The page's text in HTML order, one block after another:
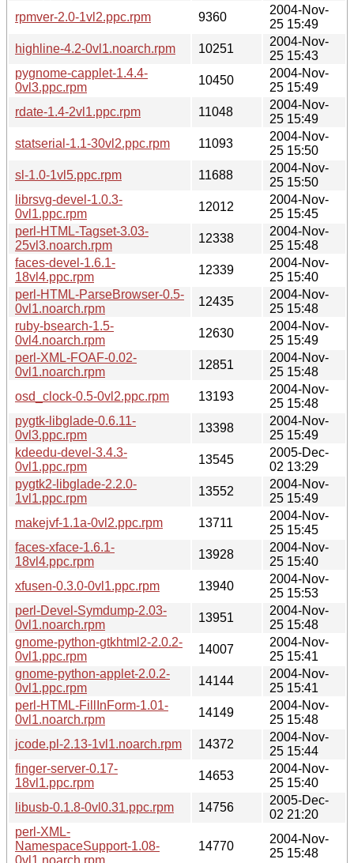
rpmver-2.0-1vl2.ppc.rpm
9360
2004-Nov-
25 15:49
highline-4.2-0vl1.noarch.rpm
10251
2004-Nov-
25 15:43
pygnome-capplet-1.4.4-
0vl3.ppc.rpm
10450
2004-Nov-
25 15:49
rdate-1.4-2vl1.ppc.rpm
11048
2004-Nov-
25 15:49
statserial-1.1-30vl2.ppc.rpm
11093
2004-Nov-
25 15:50
sl-1.0-1vl5.ppc.rpm
11688
2004-Nov-
25 15:50
librsvg-devel-1.0.3-
0vl1.ppc.rpm
12012
2004-Nov-
25 15:45
perl-HTML-Tagset-3.03-
25vl3.noarch.rpm
12338
2004-Nov-
25 15:48
faces-devel-1.6.1-
18vl4.ppc.rpm
12339
2004-Nov-
25 15:40
perl-HTML-ParseBrowser-0.5-
0vl1.noarch.rpm
12435
2004-Nov-
25 15:48
ruby-bsearch-1.5-
0vl4.noarch.rpm
12630
2004-Nov-
25 15:49
perl-XML-FOAF-0.02-
0vl1.noarch.rpm
12851
2004-Nov-
25 15:48
osd_clock-0.5-0vl2.ppc.rpm
13193
2004-Nov-
25 15:48
pygtk-libglade-0.6.11-
0vl3.ppc.rpm
13398
2004-Nov-
25 15:49
kdeedu-devel-3.4.3-
0vl1.ppc.rpm
13545
2005-Dec-
02 13:29
pygtk2-libglade-2.2.0-
1vl1.ppc.rpm
13552
2004-Nov-
25 15:49
makejvf-1.1a-0vl2.ppc.rpm
13711
2004-Nov-
25 15:45
faces-xface-1.6.1-
18vl4.ppc.rpm
13928
2004-Nov-
25 15:40
xfusen-0.3.0-0vl1.ppc.rpm
13940
2004-Nov-
25 15:53
perl-Devel-Symdump-2.03-
0vl1.noarch.rpm
13951
2004-Nov-
25 15:48
gnome-python-gtkhtml2-2.0.2-
0vl1.ppc.rpm
14007
2004-Nov-
25 15:41
gnome-python-applet-2.0.2-
0vl1.ppc.rpm
14144
2004-Nov-
25 15:41
perl-HTML-FillInForm-1.01-
0vl1.noarch.rpm
14149
2004-Nov-
25 15:48
jcode.pl-2.13-1vl1.noarch.rpm
14372
2004-Nov-
25 15:44
finger-server-0.17-
18vl1.ppc.rpm
14653
2004-Nov-
25 15:40
libusb-0.1.8-0vl0.31.ppc.rpm
14756
2005-Dec-
02 21:20
perl-XML-
NamespaceSupport-1.08-
0vl1.noarch.rpm
14770
2004-Nov-
25 15:48